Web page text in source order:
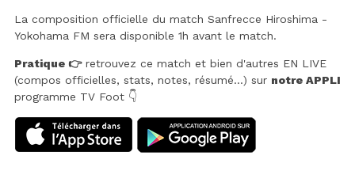
La composition officielle du match Sanfrecce Hiroshima -
Yokohama FM sera disponible 1h avant le match.
Pratique 👉retrouvez ce match et bien d'autres EN LIVE
(compos officielles, stats, notes, résumé...) sur notre APPLI
programme TV Foot 👇